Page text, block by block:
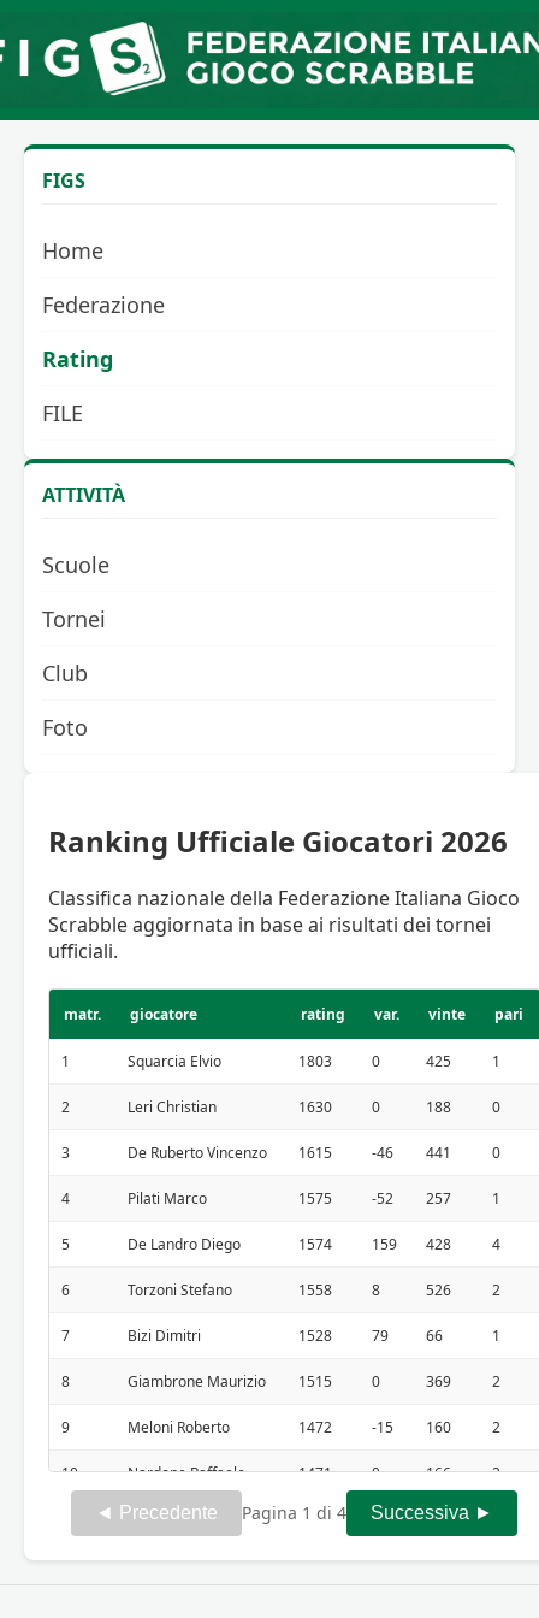
FIGS
Home
Federazione
Rating
FILE
ATTIVITÀ
Scuole
Tornei
Club
Foto
Ranking Ufficiale Giocatori 2026
Classifica nazionale della Federazione Italiana Gioco
Scrabble aggiornata in base ai risultati dei tornei
ufficiali.
matr. giocatore rating var. vinte pari
1 Squarcia Elvio 1803 0 425 1
2 Leri Christian 1630 0 188 0
3 De Ruberto Vincenzo 1615 -46 441 0
4 Pilati Marco 1575 -52 257 1
5 De Landro Diego 1574 159 428 4
6 Torzoni Stefano 1558 8 526 2
7 Bizi Dimitri 1528 79 66 1
8 Giambrone Maurizio 1515 0 369 2
9 Meloni Roberto 1472 -15 160 2
10 Nardone Raffaele 1471 0 166 2
Bambini Roberto 1423 61 172
12 Cavalieri Giuseppe 1414 -4 96 1
◄ Precedente Pagina 1 di 4 Successiva ►